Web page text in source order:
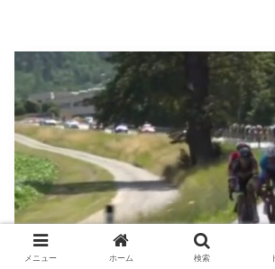
メニュー ホーム 検索